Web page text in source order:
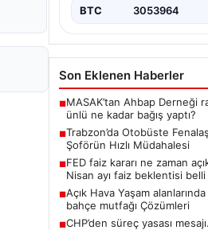
BTC 3053964
Son Eklenen Haberler
■MASAK’tan Ahbap Derneği
ünlü ne kadar bağış yaptı?
■Trabzon’da Otobüste
Şoförün Hızlı Müdahalesi
■FED faiz kararı ne zaman
Nisan ayı faiz beklentisi
■Açık Hava Yaşam
bahçe mutfağı Çözümleri
■CHP’den süreç yasası